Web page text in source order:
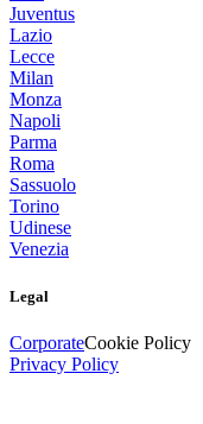
Juventus
Lazio
Lecce
Milan
Monza
Napoli
Parma
Roma
Sassuolo
Torino
Udinese
Venezia
Legal
CorporateCookie Policy
Privacy Policy